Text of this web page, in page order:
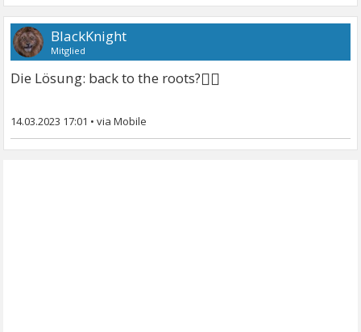
BlackKnight
Mitglied
Die Lösung: back to the roots?🤷‍♂
14.03.2023 17:01 •